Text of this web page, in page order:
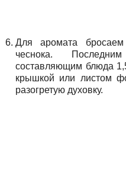
Для аромата
чеснока.
составляющим блюда
крышкой или листом
разогретую духовку.